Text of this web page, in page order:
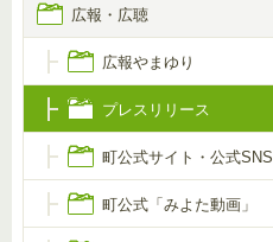
広報・広聴
広報やまゆり
プレスリリース
町公式サイト・公式SNS
町公式「みよた動画」